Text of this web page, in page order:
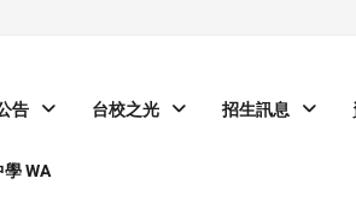
告 台校之光 招生訊息
WA